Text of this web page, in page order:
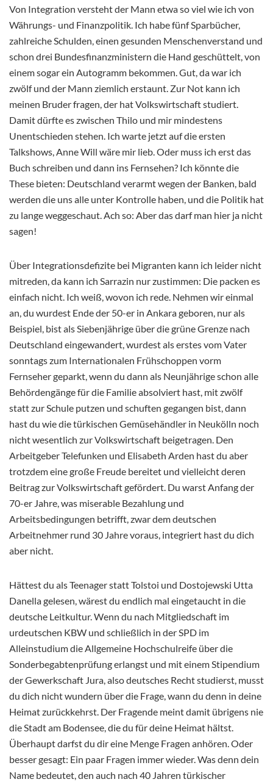
Von Integration versteht der Mann etwa so viel wie ich von
Währungs- und Finanzpolitik. Ich habe fünf Sparbücher,
zahlreiche Schulden, einen gesunden Menschenverstand und
schon drei Bundesfinanzministern die Hand geschüttelt, von
einem sogar ein Autogramm bekommen. Gut, da war ich
zwölf und der Mann ziemlich erstaunt. Zur Not kann ich
meinen Bruder fragen, der hat Volkswirtschaft studiert.
Damit dürfte es zwischen Thilo und mir mindestens
Unentschieden stehen. Ich warte jetzt auf die ersten
Talkshows, Anne Will wäre mir lieb. Oder muss ich erst das
Buch schreiben und dann ins Fernsehen? Ich könnte die
These bieten: Deutschland verarmt wegen der Banken, bald
werden die uns alle unter Kontrolle haben, und die Politik hat
zu lange weggeschaut. Ach so: Aber das darf man hier ja nicht
sagen!
Über Integrationsdefizite bei Migranten kann ich leider nicht
mitreden, da kann ich Sarrazin nur zustimmen: Die packen es
einfach nicht. Ich weiß, wovon ich rede. Nehmen wir einmal
an, du wurdest Ende der 50-er in Ankara geboren, nur als
Beispiel, bist als Siebenjährige über die grüne Grenze nach
Deutschland eingewandert, wurdest als erstes vom Vater
sonntags zum Internationalen Frühschoppen vorm
Fernseher geparkt, wenn du dann als Neunjährige schon alle
Behördengänge für die Familie absolviert hast, mit zwölf
statt zur Schule putzen und schuften gegangen bist, dann
hast du wie die türkischen Gemüsehändler in Neukölln noch
nicht wesentlich zur Volkswirtschaft beigetragen. Den
Arbeitgeber Telefunken und Elisabeth Arden hast du aber
trotzdem eine große Freude bereitet und vielleicht deren
Beitrag zur Volkswirtschaft gefördert. Du warst Anfang der
70-er Jahre, was miserable Bezahlung und
Arbeitsbedingungen betrifft, zwar dem deutschen
Arbeitnehmer rund 30 Jahre voraus, integriert hast du dich
aber nicht.
Hättest du als Teenager statt Tolstoi und Dostojewski Utta
Danella gelesen, wärest du endlich mal eingetaucht in die
deutsche Leitkultur. Wenn du nach Mitgliedschaft im
urdeutschen KBW und schließlich in der SPD im
Alleinstudium die Allgemeine Hochschulreife über die
Sonderbegabtenprüfung erlangst und mit einem Stipendium
der Gewerkschaft Jura, also deutsches Recht studierst, musst
du dich nicht wundern über die Frage, wann du denn in deine
Heimat zurückkehrst. Der Fragende meint damit übrigens nie
die Stadt am Bodensee, die du für deine Heimat hältst.
Überhaupt darfst du dir eine Menge Fragen anhören. Oder
besser gesagt: Ein paar Fragen immer wieder. Was denn dein
Name bedeutet, den auch nach 40 Jahren türkischer